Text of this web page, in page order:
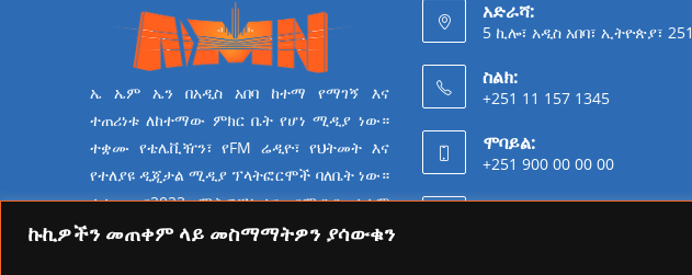
ኩኪዎችን መጠቀም ላይ መስማማትዎን ያሳውቁን
ኤ ኤም ኤን በአዲስ አበባ ከተማ የማገኝ እና
ተጠሪነቱ ለከተማው ምክር ቤት የሆነ ሚዲያ ነው።
ተቋሙ የቴሌቪዥን፣ የFM ሬዲዮ፣ የህትመት እና
የተለያዩ ዲጂታል ሚዲያ ፕላትፎርሞች ባለቤት ነው።
ተቋሙ በ2023 ሜትሮፖሊታን የሚዲያ ተቋም
የመሆን ራዕይ ሰንቆ የይዘት
አድራሻ:
5 ኪሎ፣ አዲስ አበባ፣ ኢትዮጵያ፣ 251
ስልክ:
+251 11 157 1345
ሞባይል:
+251 900 00 00 00
ፋክስ: